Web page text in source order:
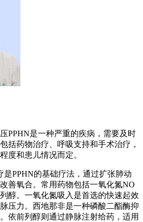
PPHN是一种严重的疾病，需要及时
括药物治疗、呼吸支持和手术治疗，
度和患儿情况而定。
是PPHN的基础疗法，通过扩张肺动
善氧合。常用药物包括一氧化氮NO
醇。一氧化氮吸入是首选的快速起效
压力。西地那非是一种磷酸二酯酶抑
依前列醇则通过静脉注射给药，适用